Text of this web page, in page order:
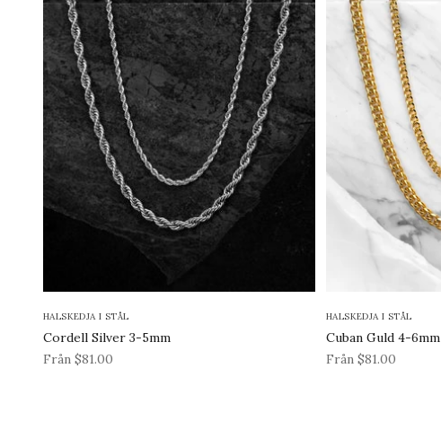
HALSKEDJA I STÅL
Cordell Silver 3-5mm
REA-pris
Från $81.00
HALSKEDJA I STÅL
Cuban Guld 4-6mm
REA-pris
Från $81.00